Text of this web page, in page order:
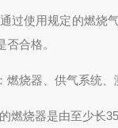
过使用规定的燃烧
合格。
燃烧器、供气系统、
燃烧器是由至少长